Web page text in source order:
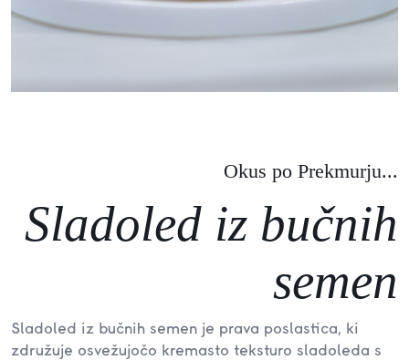
Okus po Prekmurju...
Sladoled iz bučnih
semen
Sladoled iz bučnih semen je prava poslastica, ki
združuje osvežujočo kremasto teksturo sladoleda s